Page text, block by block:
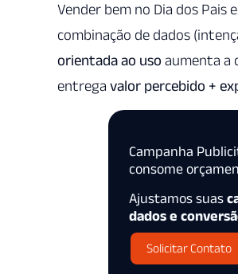
Vender bem no Dia dos Pais
combinação de dados
orientada ao uso aumenta a
entrega valor percebido +
Campanha
consome
Ajustamos suas
dados e
Solicitar Contato